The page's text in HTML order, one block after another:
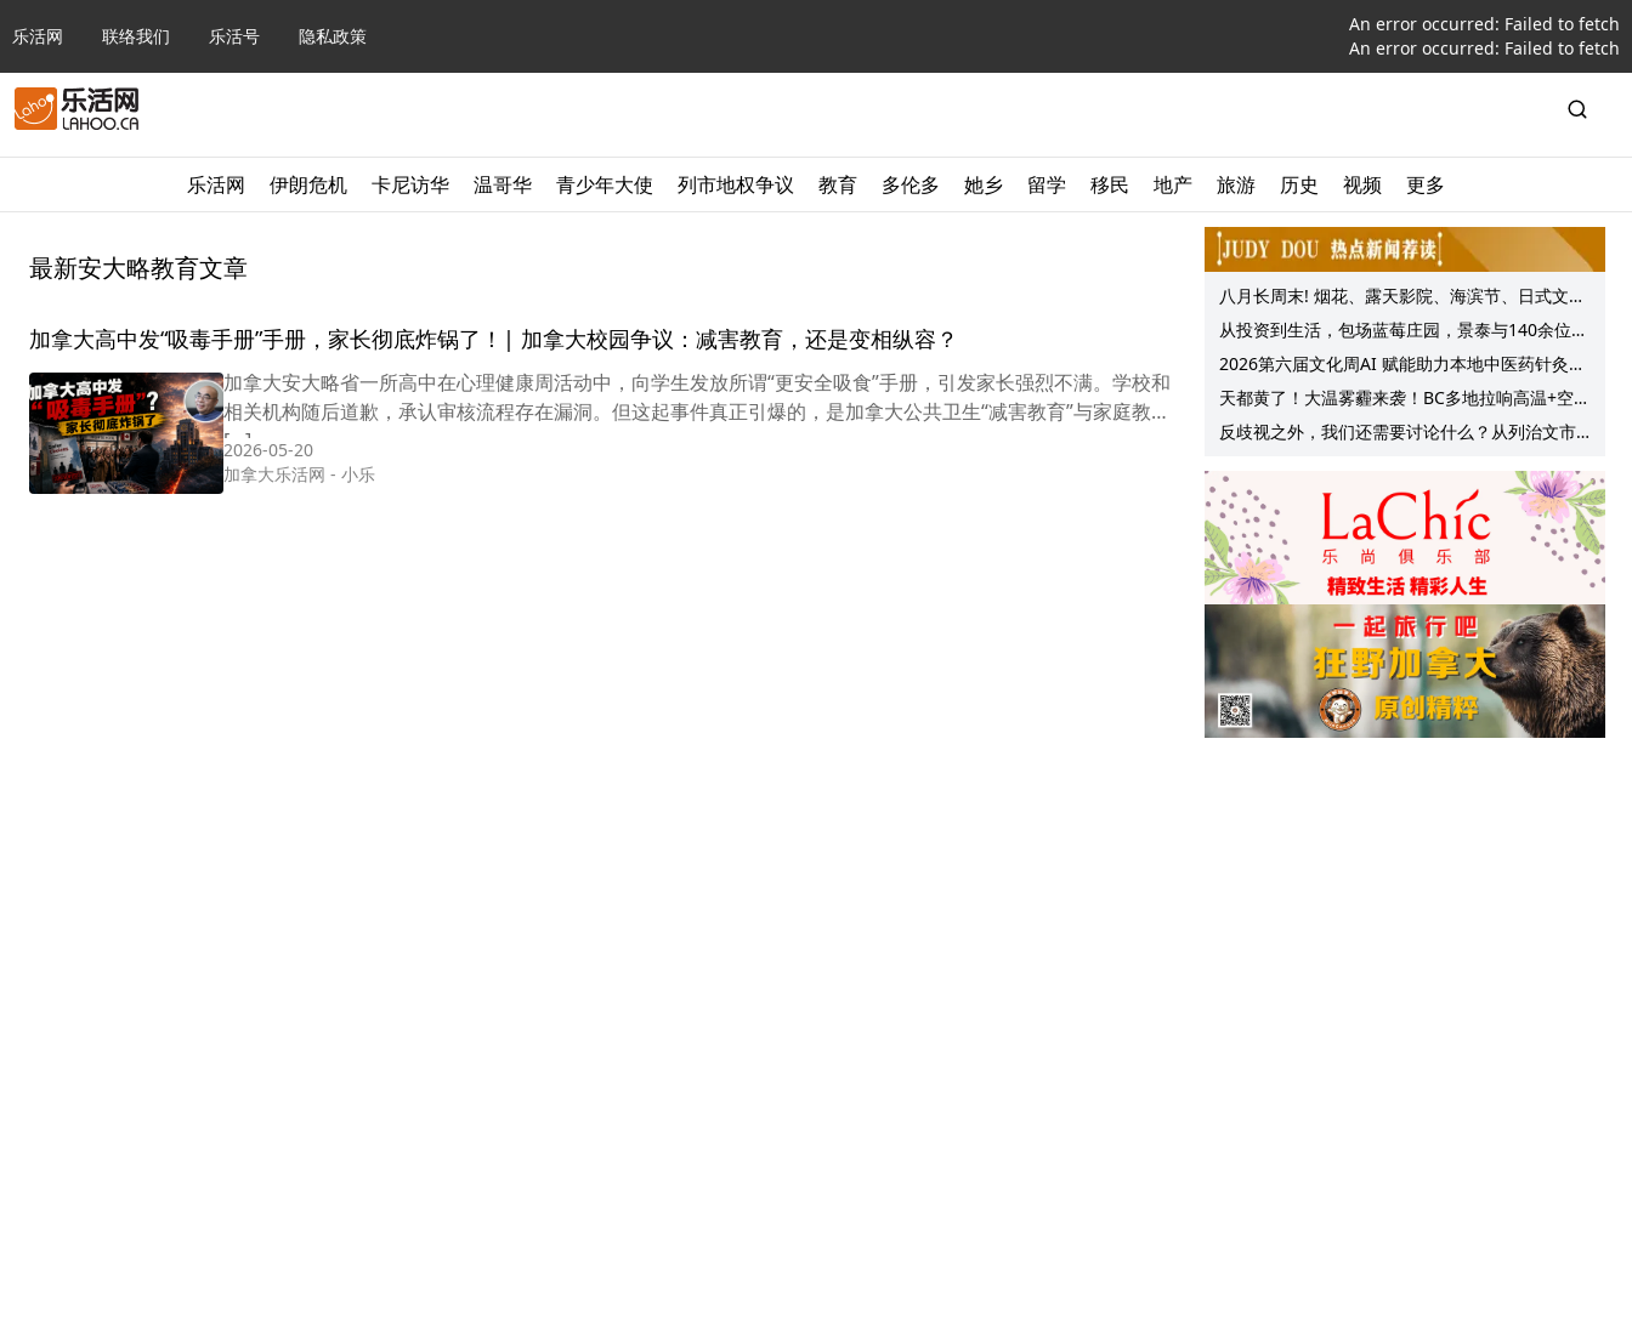
乐活网 联络我们 乐活号 隐私政策
An error occurred: Failed to fetch
An error occurred: Failed to fetch
乐活网 伊朗危机 卡尼访华 温哥华 青少年大使 列市地权争议 教育 多伦多 她乡 留学 移民 地产 旅游 历史 视频 更多
最新安大略教育文章
加拿大高中发“吸毒手册”手册，家长彻底炸锅了！| 加拿大校园争议：减害教育，还是变相纵容？
加拿大安大略省一所高中在心理健康周活动中，向学生发放所谓“更安全吸食”手册，引发家长强烈不满。学校和
相关机构随后道歉，承认审核流程存在漏洞。但这起事件真正引爆的，是加拿大公共卫生“减害教育”与家庭教育
[…]
2026-05-20
加拿大乐活网 - 小乐
八月长周末! 烟花、露天影院、海滨节、日式文化
节庆, 大温哥华各种精彩活动上线!
从投资到生活，包场蓝莓庄园，景泰与140余位客
户共享夏日”莓”好时光
2026第六届文化周AI 赋能助力本地中医药针灸服
务提质升级
天都黄了！大温雾霾来袭！BC多地拉响高温+空气
质量预警 最高可达35°C！
反歧视之外，我们还需要讨论什么？从列治文市